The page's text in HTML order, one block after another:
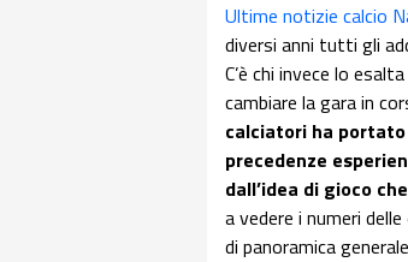
Ultime notizie calcio
diversi anni tutti gli
C’è chi invece lo
cambiare la gara in
calciatori ha
precedenze
dall’idea di gioco
a vedere i numeri
di panoramica